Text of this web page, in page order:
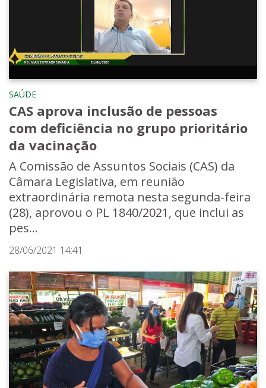
SAÚDE
CAS aprova inclusão de pessoas
com deficiência no grupo prioritário
da vacinação
A Comissão de Assuntos Sociais (CAS) da
Câmara Legislativa, em reunião
extraordinária remota nesta segunda-feira
(28), aprovou o PL 1840/2021, que inclui as
pes...
28/06/2021 14:41